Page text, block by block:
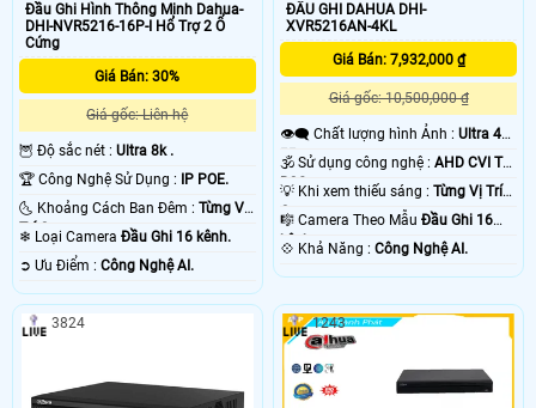
Đầu Ghi Hình Thông Minh Dahua-
DHI-NVR5216-16P-I Hổ Trợ 2 Ổ
Cứng
Giá Bán: 30%
Giá gốc: Liên hệ
🦉 Độ sắc nét : Ultra 8k .
🏆 Công Nghệ Sử Dụng :
IP POE.
🌜 Khoảng Cách Ban Đêm : Từng Vị
Trí Camera .
❄ Loại Camera Đầu Ghi 16 kênh.
️➲ Ưu Điểm : Công Nghệ AI.
ĐẦU GHI DAHUA DHI-
XVR5216AN-4KL
Giá Bán: 7,932,000 ₫
Giá gốc: 10,500,000 ₫
👁️‍🗨 Chất lượng hình Ảnh :Ultra 4k
👍🏾 .
🕉️ Sử dụng công nghệ :AHD CVI TVI
BCS.
💡 Khi xem thiếu sáng :Từng Vị Trí
Camera .
🎼️ Camera Theo MẫuĐầu Ghi 16
kênh.
️💠 Khả Năng :Công Nghệ AI.
3824 1243